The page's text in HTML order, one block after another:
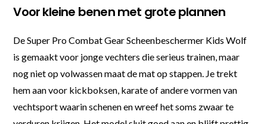
Voor kleine benen met grote plannen
De Super Pro Combat Gear Scheenbeschermer Kids Wolf
is gemaakt voor jonge vechters die serieus trainen, maar
nog niet op volwassen maat de mat op stappen. Je trekt
hem aan voor kickboksen, karate of andere vormen van
vechtsport waarin schenen en wreef het soms zwaar te